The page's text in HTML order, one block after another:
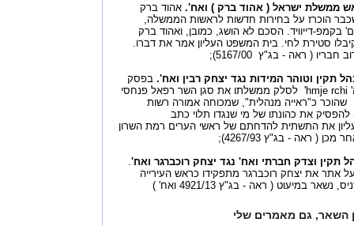
ממשלת ישראל ( אהוד ברק ) ואח'. אהוד ברק
הוכרז על בחירות חדשות לראשות הממשלה,
דייוויד. הסכם לא הושג, כמובן, ואהוד ברק
סטירת לחי. בית המשפט העליון אמר את דברו.
( ראה - בג"ץ 5167/00);
תקין וטוהר המידות נגד יצחק רבין ואח'. בפסק
דין זה, שהורה לראש הממשלה' hmje rchi' לסלק ממשלתו את סגן השר רפאל פנחסי
שהוכר כ"ראייה מנהלית", שמכוחה אמורה רשות
את כהונתו של מי שנגדו תלוי כתב
את התשתית להדחתם של ראשי הערים רמת השרון
( ראה - בג"ץ 4267/93);
תקין וצדק חברתי ואח' נגד יצחק רוכברגר ואח'.
אתר את יצחק רוכברגר מתפקידו כראש העירייה
במיעוט ( ראה - בג"ץ 4921/13 ואח' )
השאר, גם מאמרים שלי